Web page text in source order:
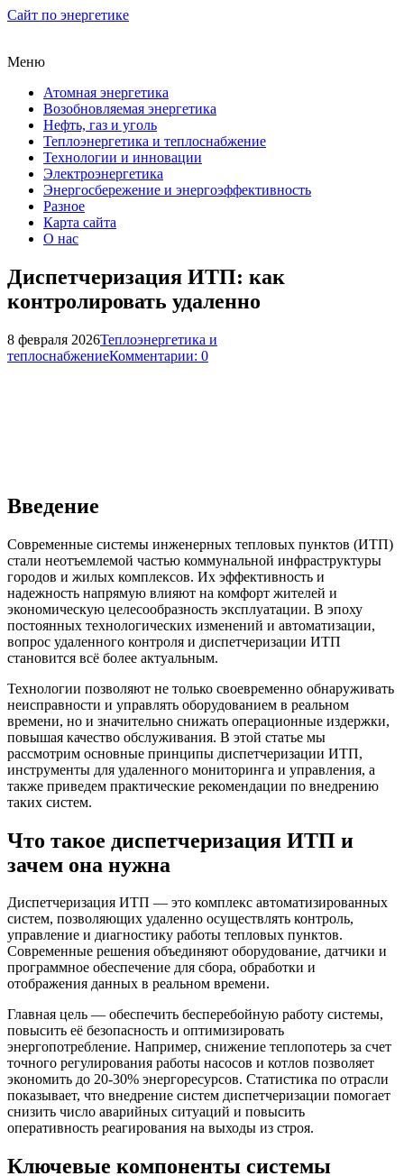
Сайт по энергетике
Меню
Атомная энергетика
Возобновляемая энергетика
Нефть, газ и уголь
Теплоэнергетика и теплоснабжение
Технологии и инновации
Электроэнергетика
Энергосбережение и энергоэффективность
Разное
Карта сайта
О нас
Диспетчеризация ИТП: как
контролировать удаленно
8 февраля 2026Теплоэнергетика и
теплоснабжениеКомментарии: 0
Введение
Современные системы инженерных тепловых пунктов (ИТП)
стали неотъемлемой частью коммунальной инфраструктуры
городов и жилых комплексов. Их эффективность и
надежность напрямую влияют на комфорт жителей и
экономическую целесообразность эксплуатации. В эпоху
постоянных технологических изменений и автоматизации,
вопрос удаленного контроля и диспетчеризации ИТП
становится всё более актуальным.
Технологии позволяют не только своевременно обнаруживать
неисправности и управлять оборудованием в реальном
времени, но и значительно снижать операционные издержки,
повышая качество обслуживания. В этой статье мы
рассмотрим основные принципы диспетчеризации ИТП,
инструменты для удаленного мониторинга и управления, а
также приведем практические рекомендации по внедрению
таких систем.
Что такое диспетчеризация ИТП и
зачем она нужна
Диспетчеризация ИТП — это комплекс автоматизированных
систем, позволяющих удаленно осуществлять контроль,
управление и диагностику работы тепловых пунктов.
Современные решения объединяют оборудование, датчики и
программное обеспечение для сбора, обработки и
отображения данных в реальном времени.
Главная цель — обеспечить бесперебойную работу системы,
повысить её безопасность и оптимизировать
энергопотребление. Например, снижение теплопотерь за счет
точного регулирования работы насосов и котлов позволяет
экономить до 20-30% энергоресурсов. Статистика по отрасли
показывает, что внедрение систем диспетчеризации помогает
снизить число аварийных ситуаций и повысить
оперативность реагирования на выходы из строя.
Ключевые компоненты системы